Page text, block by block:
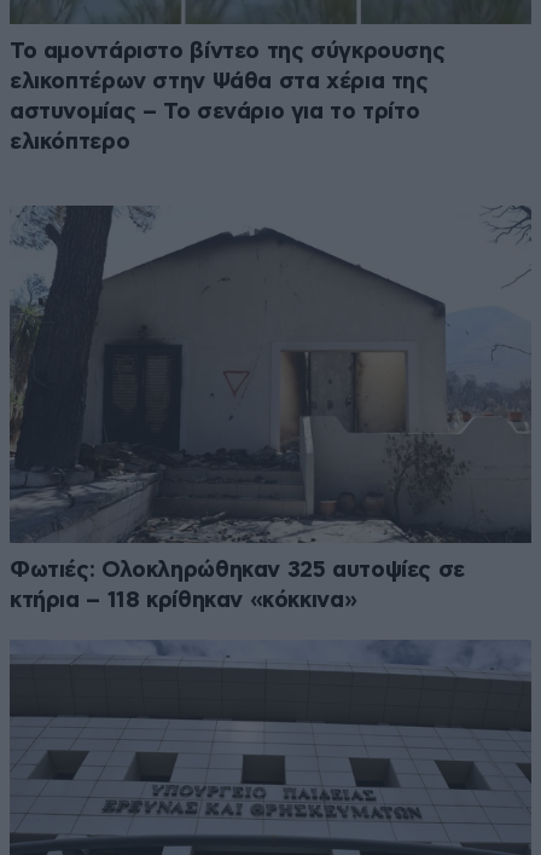
Το αμοντάριστο βίντεο της σύγκρουσης
ελικοπτέρων στην Ψάθα στα χέρια της
αστυνομίας – Το σενάριο για το τρίτο
ελικόπτερο
Φωτιές: Ολοκληρώθηκαν 325 αυτοψίες σε
κτήρια – 118 κρίθηκαν «κόκκινα»